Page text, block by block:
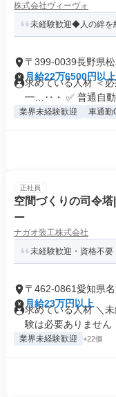
株式会社ヴィーヴォ
未経験歓迎◆人の絆を
〒399-0039長野県
月給22万6500円以上
求めている人材
━…‥・ ✅ 普通自動
業界未経験歓迎 車通勤
正社員
空間づくりの司令
ー
ナガオ装工株式会社
未経験歓迎・資格不
〒462-0861愛知県
月給23万円以上
求めている人材 ＼
験は必要ありません
業界未経験歓迎 +22個